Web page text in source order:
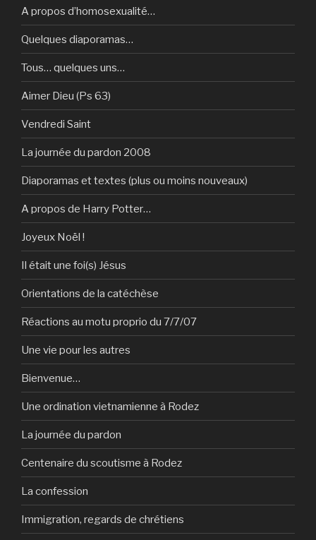
A propos d’homosexualité…
Quelques diaporamas…
Tous… quelques uns…
Aimer Dieu (Ps 63)
Vendredi Saint
La journée du pardon 2008
Diaporamas et textes (plus ou moins nouveaux)
A propos de Harry Potter…
Joyeux Noël !
Il était une foi(s) Jésus
Orientations de la catéchèse
Réactions au motu proprio du 7/7/07
Une vie pour les autres
Bienvenue…
Une ordination vietnamienne à Rodez
La journée du pardon
Centenaire du scoutisme à Rodez
La confession
Immigration, regards de chrétiens